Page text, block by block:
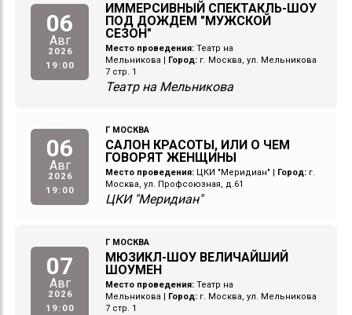
06
Авг
2026
19:00
ИММЕРСИВНЫЙ СПЕКТАКЛЬ-ШОУ
ПОД ДОЖДЕМ "МУЖСКОЙ
СЕЗОН"
Место проведения: Театр на
Мельникова
Город: г. Москва, ул. Мельникова
7 стр. 1
Театр на Мельникова
06
Авг
2026
19:00
Г МОСКВА
САЛОН КРАСОТЫ, ИЛИ О ЧЕМ
ГОВОРЯТ ЖЕНЩИНЫ
Место проведения: ЦКИ "Меридиан" Город: г.
Москва, ул. Профсоюзная, д.61
ЦКИ "Меридиан"
07
Авг
2026
19:00
Г МОСКВА
МЮЗИКЛ-ШОУ ВЕЛИЧАЙШИЙ
ШОУМЕН
Место проведения: Театр на
Мельникова
Город: г. Москва, ул. Мельникова
7 стр. 1